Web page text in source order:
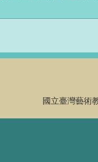
國立臺灣藝